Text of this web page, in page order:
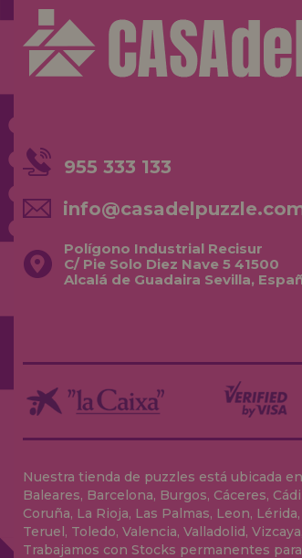
955 333 133
Polígono Industrial Recisur
C/ Pie Solo Diez Nave 5 41500
Alcalá de Guadaira Sevilla,
Nuestra tienda de puzzles está ubicada
Baleares, Barcelona, Burgos, Cáceres,
Coruña, La Rioja, Las Palmas, Leon,
Teruel, Toledo, Valencia, Valladolid,
Trabajamos con Stocks permanentes